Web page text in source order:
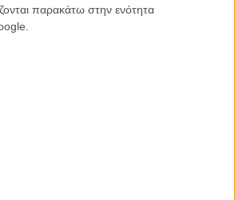
παρακάτω στην ενότητα